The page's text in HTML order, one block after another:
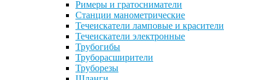
Римеры и гратосниматели
Станции манометрические
Течеискатели ламповые и красители
Течеискатели электронные
Трубогибы
Труборасширители
Труборезы